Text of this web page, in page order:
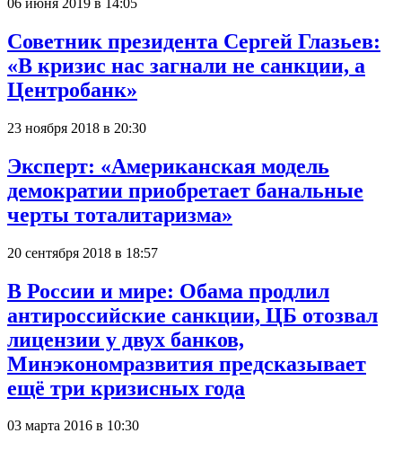
06 июня 2019 в 14:05
Советник президента Сергей Глазьев:
«В кризис нас загнали не санкции, а
Центробанк»
23 ноября 2018 в 20:30
Эксперт: «Американская модель
демократии приобретает банальные
черты тоталитаризма»
20 сентября 2018 в 18:57
В России и мире: Обама продлил
антироссийские санкции, ЦБ отозвал
лицензии у двух банков,
Минэкономразвития предсказывает
ещё три кризисных года
03 марта 2016 в 10:30